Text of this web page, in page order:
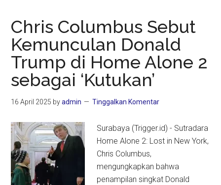
Chris Columbus Sebut
Kemunculan Donald
Trump di Home Alone 2
sebagai ‘Kutukan’
16 April 2025 byadmin Tinggalkan Komentar
Surabaya (Trigger.id) - Sutradara
Home Alone 2: Lost in New York,
Chris Columbus,
mengungkapkan bahwa
penampilan singkat Donald